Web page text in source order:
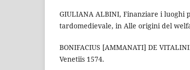
GIULIANA ALBINI, Finanziare i luoghi
tardomedievale, in Alle origini del
BONIFACIUS [AMMANATI] DE
Venetiis 1574.